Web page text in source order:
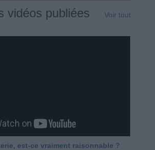
vidéos publiées Voir tout
est-ce vraiment raisonnable ?